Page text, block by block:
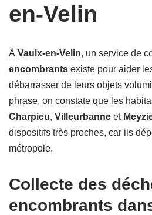
en-Velin
À Vaulx-en-Velin, un service de
encombrants existe pour aider
débarrasser de leurs objets
phrase, on constate que les
Charpieu, Villeurbanne et
dispositifs très proches, car ils
métropole.
Collecte des
encombrants